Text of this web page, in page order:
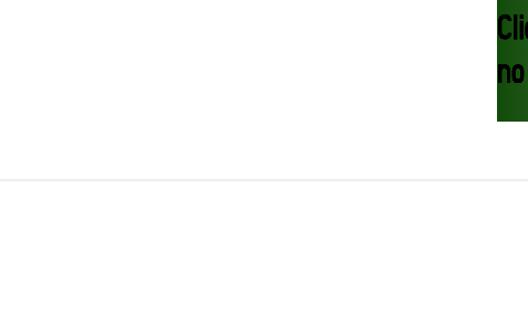
Lynch e Liv Morgan no Raw
marca "Vice City" para Lola Vice